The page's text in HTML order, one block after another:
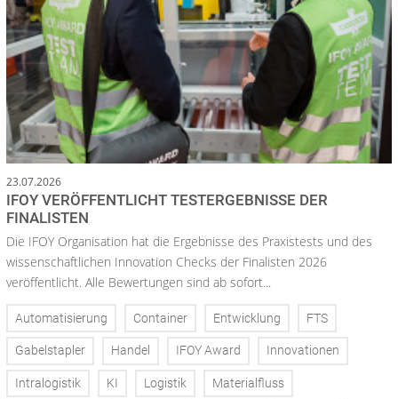
23.07.2026
IFOY VERÖFFENTLICHT TESTERGEBNISSE DER
FINALISTEN
Die IFOY Organisation hat die Ergebnisse des Praxistests und des
wissenschaftlichen Innovation Checks der Finalisten 2026
veröffentlicht. Alle Bewertungen sind ab sofort...
Automatisierung Container Entwicklung FTS
Gabelstapler Handel IFOY Award Innovationen
Intralogistik KI Logistik Materialfluss